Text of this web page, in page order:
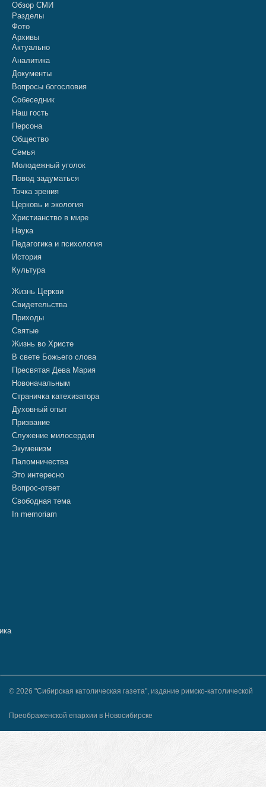
Обзор СМИ
Разделы
Фото
Архивы
Актуально
Аналитика
Документы
Вопросы богословия
Собеседник
Наш гость
Персона
Общество
Семья
Молодежный уголок
Повод задуматься
Точка зрения
Церковь и экология
Христианство в мире
Наука
Педагогика и психология
История
Культура
Жизнь Церкви
Свидетельства
Приходы
Святые
Жизнь во Христе
В свете Божьего слова
Пресвятая Дева Мария
Новоначальным
Страничка катехизатора
Духовный опыт
Призвание
Служение милосердия
Экуменизм
Паломничества
Это интересно
Вопрос-ответ
Свободная тема
In memoriam
© 2026 "Сибирская католическая газета", издание римско-католической
Преображенской епархии в Новосибирске